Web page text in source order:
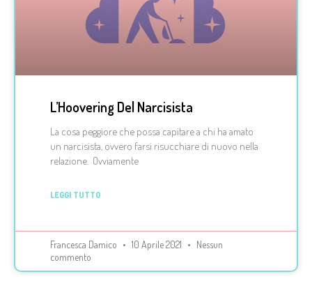
L’Hoovering Del Narcisista
La cosa peggiore che possa capitare a chi ha amato
un narcisista, ovvero farsi risucchiare di nuovo nella
relazione. Ovviamente
LEGGI TUTTO
Francesca Damico 10 Aprile 2021
Nessun
commento